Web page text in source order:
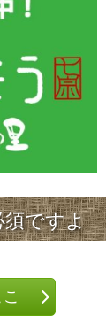
ですよ